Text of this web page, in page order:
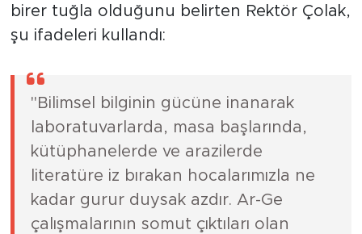
birer tuğla olduğunu belirten Rektör Çolak,
şu ifadeleri kullandı:
"Bilimsel bilginin gücüne inanarak
laboratuvarlarda, masa başlarında,
kütüphanelerde ve arazilerde
literatüre iz bırakan hocalarımızla ne
kadar gurur duysak azdır. Ar-Ge
çalışmalarının somut çıktıları olan